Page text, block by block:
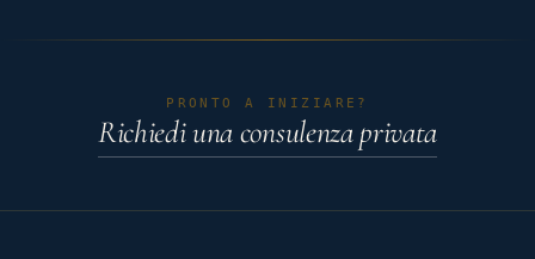
PRONTO A INIZIARE?
Richiedi una consulenza privata